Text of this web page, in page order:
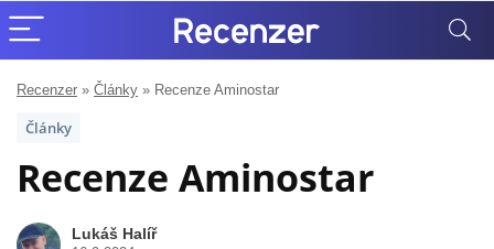
Recenzer » Články » Recenze Aminostar
Články
Recenze Aminostar
Lukáš Halíř